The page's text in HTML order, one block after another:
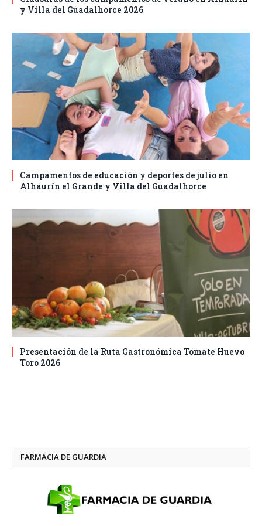
y Villa del Guadalhorce 2026
Campamentos de educación y deportes de julio en
Alhaurín el Grande y Villa del Guadalhorce
Presentación de la Ruta Gastronómica Tomate Huevo
Toro 2026
FARMACIA DE GUARDIA